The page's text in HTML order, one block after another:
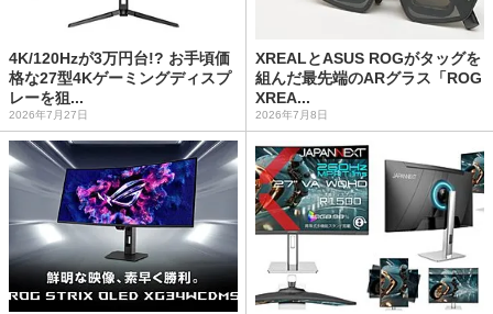
4K/120Hzが3万円台!? お手頃価
格な27型4Kゲーミングディスプ
レーを狙...
2026年7月27日
XREALとASUS ROGがタッグを
組んだ最先端のARグラス「ROG
XREA...
2026年7月8日